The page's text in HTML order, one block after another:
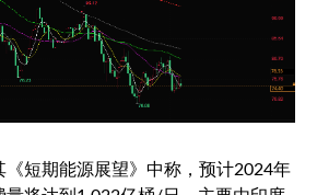
《短期能源展望》中称，预计2024年